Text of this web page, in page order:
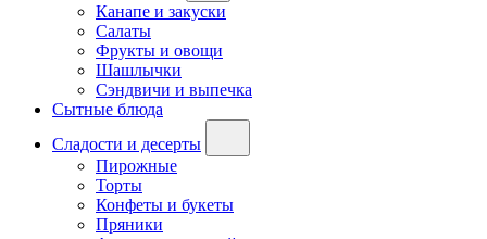
Канапе и закуски
Салаты
Фрукты и овощи
Шашлычки
Сэндвичи и выпечка
Сытные блюда
Сладости и десерты
Пирожные
Торты
Конфеты и букеты
Пряники